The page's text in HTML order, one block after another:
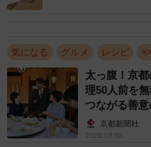
気になる グルメ レシピ
太っ腹！京
理50人前を
つながる善
京都新聞社
2026.08.08